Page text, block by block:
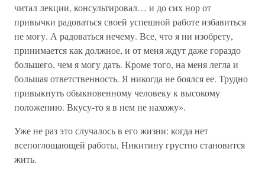
читал лекции, консультировал… и до сих нор от
привычки радоваться своей успешной работе избавиться
не могу. А радоваться нечему. Все, что я ни изобрету,
принимается как должное, и от меня ждут даже гораздо
большего, чем я могу дать. Кроме того, на меня легла и
большая ответственность. Я никогда не боялся ее. Трудно
привыкнуть обыкновенному человеку к высокому
положению. Вкусу-то я в нем не нахожу».
Уже не раз это случалось в его жизни: когда нет
всепоглощающей работы, Никитину грустно становится
жить.